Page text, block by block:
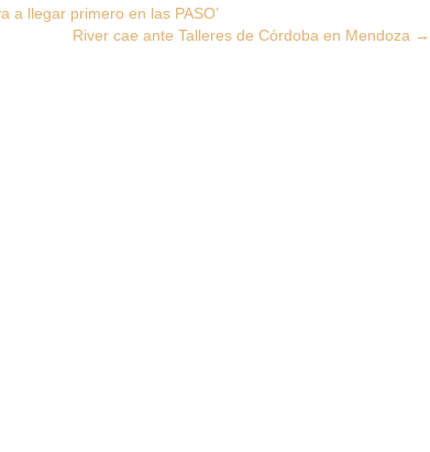
a llegar primero en las PASO’
River cae ante Talleres de Córdoba en Mendoza →